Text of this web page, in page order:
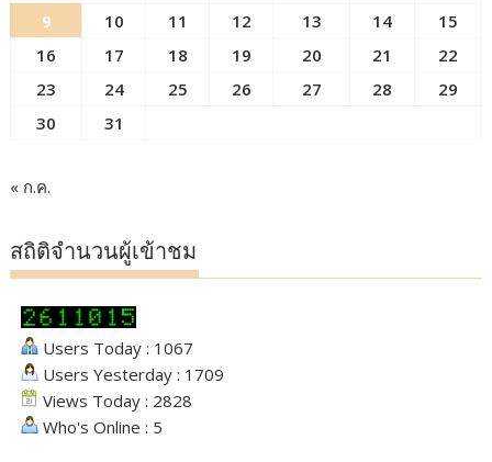
9
10 11 12 13 14
15
16
17 18 19 20 21
22
23
24 25 26 27 28
29
30
31
« ก.ค.
สถิติจำนวนผู้เข้าชม
Users Today : 1067
Users Yesterday : 1709
Views Today : 2828
Who's Online : 5